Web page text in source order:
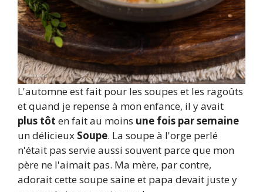
L'automne est fait pour les soupes et les ragoûts
et quand je repense à mon enfance, il y avait
plus tôt en fait au moins une fois par semaine
un délicieux Soupe. La soupe à l'orge perlé
n'était pas servie aussi souvent parce que mon
père ne l'aimait pas. Ma mère, par contre,
adorait cette soupe saine et papa devait juste y